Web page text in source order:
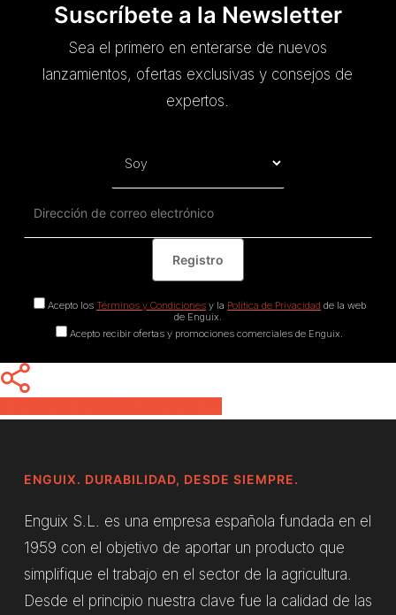
Suscríbete a la Newsletter
Sea el primero en enterarse de nuevos
lanzamientos, ofertas exclusivas y consejos de
expertos.
Acepto los Términos y Condicionesy la Política de Privacidad de la web
de Enguix.
Acepto recibir ofertas y promociones comerciales de Enguix.
ENGUIX. DURABILIDAD, DESDE SIEMPRE.
Enguix S.L. es una empresa española fundada en el
1959 con el objetivo de aportar un producto que
simplifique el trabajo en el sector de la agricultura.
Desde el principio nuestra clave fue la calidad de las